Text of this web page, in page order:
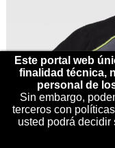
Este portal web
finalidad técnica,
personal de
Sin embargo,
terceros con
usted podrá decidir